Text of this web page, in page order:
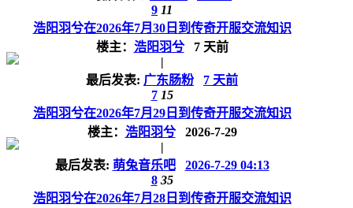
9 11
浩阳羽兮在2026年7月30日到传奇开服交流知识
楼主： 浩阳羽兮
7 天前
|
最后发表: 广东肠粉
7 天前
7 15
浩阳羽兮在2026年7月29日到传奇开服交流知识
楼主： 浩阳羽兮
2026-7-29
|
最后发表: 萌兔音乐吧
2026-7-29 04:13
8 35
浩阳羽兮在2026年7月28日到传奇开服交流知识